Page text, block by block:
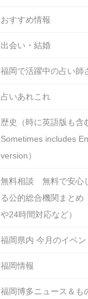
おすすめ情報
出会い・結婚
福岡で活躍中の占い師
占いあれこれ
歴史（時に英語版も含
Sometimes includes
version）
無料相談 無料で安心
る公的総合機関まとめ
や24時間対応など）
福岡県内 今月のイベン
福岡情報
福岡博多ニュース＆も